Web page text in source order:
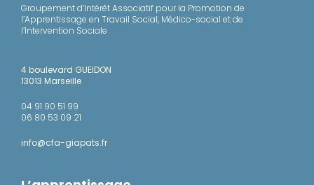
Groupement d’Intérêt Associatif pour la Promotion de
l’Apprentissage en Travail Social, Médico-social et de
l’Intervention Sociale
4 boulevard GUEIDON
13013 Marseille
04 91 90 51 99
06 80 53 09 21
info@cfa-giapats.fr